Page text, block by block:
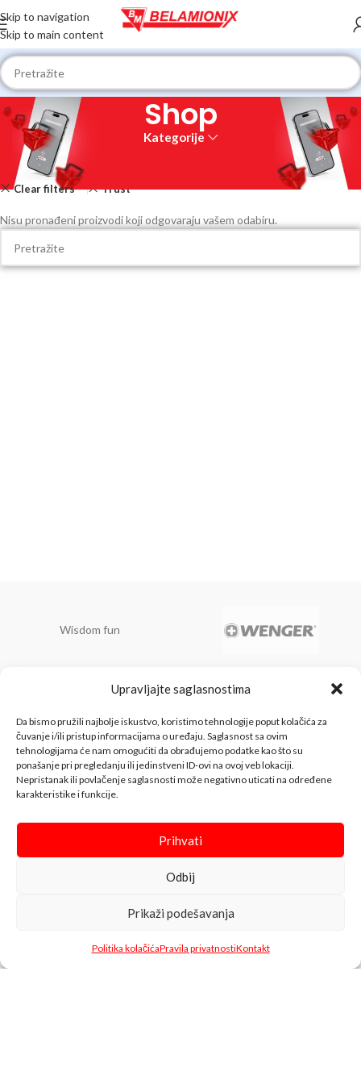
Upravljajte saglasnostima
Da bismo pružili najbolje iskustvo, koristimo tehnologije poput kolačića za
čuvanje i/ili pristup informacijama o uređaju. Saglasnost sa ovim
tehnologijama će nam omogućiti da obrađujemo podatke kao što su
ponašanje pri pregledanju ili jedinstveni ID-ovi na ovoj veb lokaciji.
Nepristanak ili povlačenje saglasnosti može negativno uticati na određene
karakteristike i funkcije.
Prihvati
Odbij
Prikaži podešavanja
Politika kolačićaPravila privatnostiKontakt
Skip to navigation
Skip to main content
Shop
Kategorije
Početna Shop
Clear filters Trust
Nisu pronađeni proizvodi koji odgovaraju vašem odabiru.
Wisdom fun
vodećih trgovinskih lanaca
koji posluju na našem tržištu.
Pored razvijene mreže
maloprodajnih objekata koju čine (tržni centri, hipermarketi,
supermarketi i benzinske pumpe), posjedujemo i razvijenu vlastitu
Austrije, Italije, Španije, Poljske, Turske, Indije, Kine i ostalih zemalja EU.
KNTAKT INFO
↓↓↓
CartMoj račun